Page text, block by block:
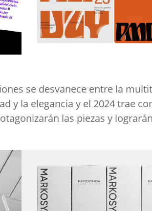
se desvanece entre la
y la elegancia y el 2024 trae
las piezas y